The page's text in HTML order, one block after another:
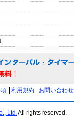
利用規約 お問い合わせ
Ltd.All rights reserved.